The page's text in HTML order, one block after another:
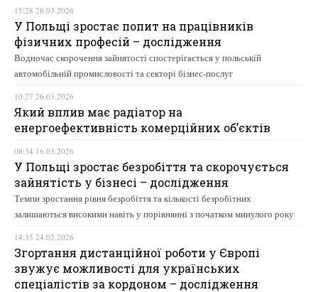
15:28 26.03.2026
У Польщі зростає попит на працівників
фізичних професій – дослідження
Водночас скорочення зайнятості спостерігається у польській
автомобільній промисловості та секторі бізнес-послуг
10:27 26.03.2026
Який вплив має радіатор на
енергоефективність комерційних об’єктів
08:34 16.03.2026
У Польщі зростає безробіття та скорочується
зайнятість у бізнесі – дослідження
Темпи зростання рівня безробіття та кількості безробітних
залишаються високими навіть у порівнянні з початком минулого року
14:35 24.02.2026
Згортання дистанційної роботи у Європі
звужує можливості для українських
спеціалістів за кордоном – дослідження